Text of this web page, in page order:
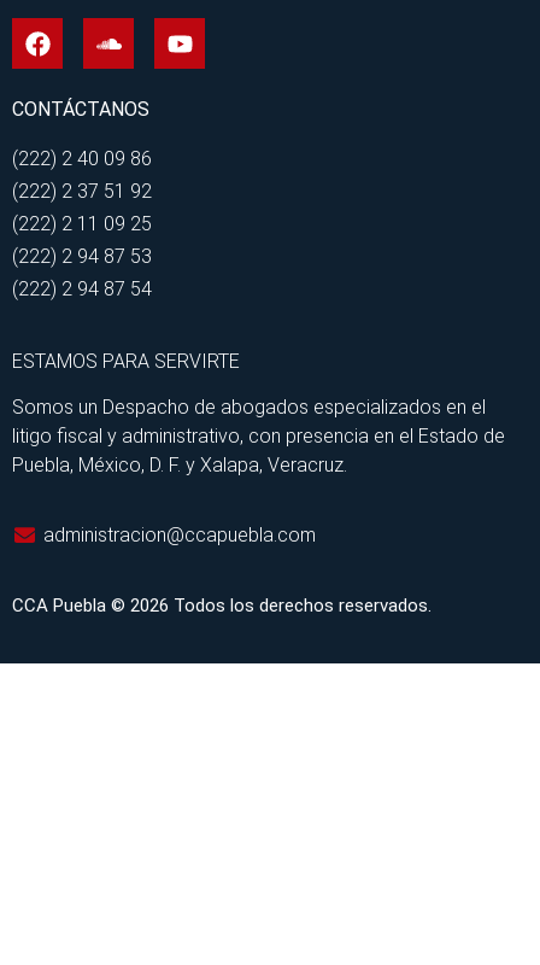
CONTÁCTANOS
(222) 2 40 09 86
(222) 2 37 51 92
(222) 2 11 09 25
(222) 2 94 87 53
(222) 2 94 87 54
ESTAMOS PARA SERVIRTE
Somos un Despacho de abogados especializados en el
litigo fiscal y administrativo, con presencia en el Estado de
Puebla, México, D. F. y Xalapa, Veracruz.
administracion@ccapuebla.com
CCA Puebla © 2026 Todos los derechos reservados.